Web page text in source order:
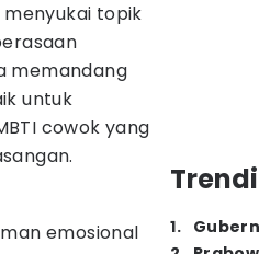
topik
memandang
untuk
cowok yang
emosional
1.